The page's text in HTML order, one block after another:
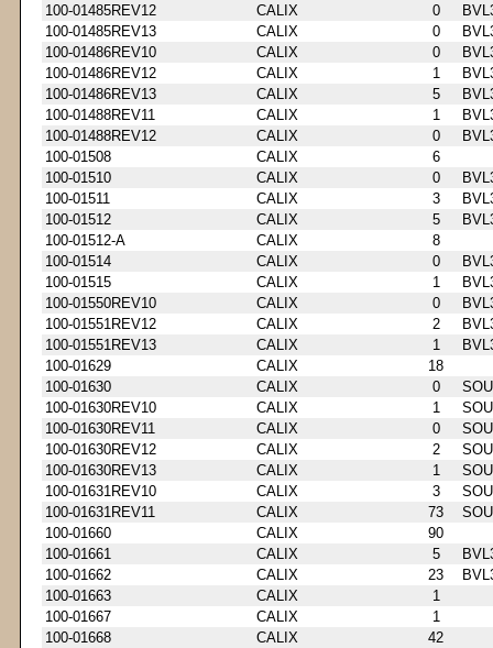
100-01485REV12
CALIX 0
100-01485REV13
CALIX 0
100-01486REV10
CALIX 0
100-01486REV12
CALIX 1
100-01486REV13
CALIX 5
100-01488REV11
CALIX 1
100-01488REV12
CALIX 0
100-01508
CALIX
6
100-01510
CALIX 0
100-01511
CALIX 3
100-01512
CALIX 5
100-01512-A
CALIX
8
100-01514
CALIX 0
100-01515
CALIX 1
100-01550REV10
CALIX 0
100-01551REV12
CALIX 2
100-01551REV13
CALIX 1
100-01629
CALIX
18
100-01630
CALIX 0
100-01630REV10
CALIX 1
100-01630REV11
CALIX 0
100-01630REV12
CALIX 2
100-01630REV13
CALIX 1
100-01631REV10
CALIX 3
100-01631REV11
CALIX 73
100-01660
CALIX
90
100-01661
CALIX 5
100-01662
CALIX 23
100-01663
CALIX
1
100-01667
CALIX
1
100-01668
CALIX
42